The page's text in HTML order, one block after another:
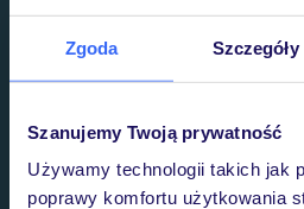
Zgoda Szczegóły
Szanujemy Twoją prywatność
Używamy technologii takich jak
poprawy komfortu użytkowania